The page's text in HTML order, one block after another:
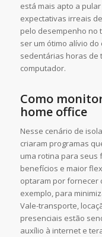
está mais apto a
expectativas irreais
pelo desempenho no
ser um ótimo alívio
sedentárias horas de
computador.
Como
home office
Nesse cenário de
criaram programas
uma rotina para seus
benefícios e maior
optaram por fornecer
exemplo, para
Vale-transporte,
presenciais estão
auxílio à internet e